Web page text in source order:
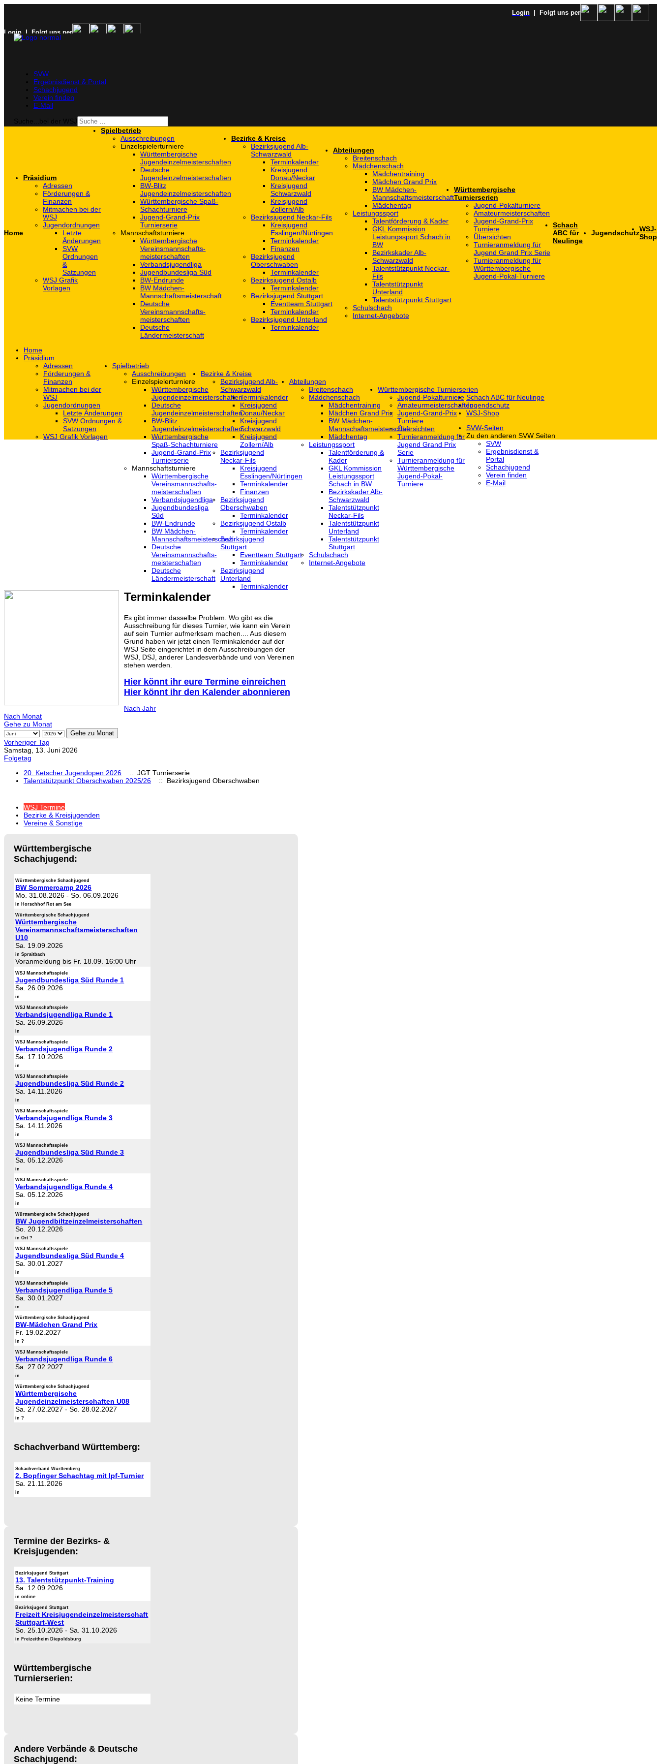
Login | Folgt uns per
Login | Folgt uns per
SVW
Ergebnisdienst & Portal
Schachjugend
Verein finden
E-Mail
Home
Präsidium
Adressen
Förderungen &
Finanzen
Mitmachen bei der
WSJ
Jugendordnungen
Letzte
Änderungen
SVW
Ordnungen
&
Satzungen
WSJ Grafik
Vorlagen
Spielbetrieb
Ausschreibungen
Einzelspielerturniere
Württembergische
Jugendeinzelmeisterschaften
Deutsche
Jugendeinzelmeisterschaften
BW-Blitz
Jugendeinzelmeisterschaften
Württembergische Spaß-
Schachturniere
Jugend-Grand-Prix
Turnierserie
Mannschaftsturniere
Württembergische
Vereinsmannschafts-
meisterschaften
Verbandsjugendliga
Jugendbundesliga Süd
BW-Endrunde
BW Mädchen-
Mannschaftsmeisterschaft
Deutsche
Vereinsmannschafts-
meisterschaften
Deutsche
Ländermeisterschaft
Bezirke & Kreise
Bezirksjugend Alb-
Schwarzwald
Terminkalender
Kreisjugend
Donau/Neckar
Kreisjugend
Schwarzwald
Kreisjugend
Zollern/Alb
Bezirksjugend Neckar-Fils
Kreisjugend
‎Esslingen/Nürtingen
Terminkalender
Finanzen
Bezirksjugend
Oberschwaben
Terminkalender
Bezirksjugend Ostalb
Terminkalender
Bezirksjugend Stuttgart
‎Eventteam Stuttgart
Terminkalender
Bezirksjugend Unterland
Terminkalender
Abteilungen
Breitenschach
Mädchenschach
Mädchentraining
Mädchen Grand Prix
BW Mädchen-
Mannschaftsmeisterschaft
Mädchentag
Leistungssport
Talentförderung & Kader
GKL Kommission
Leistungssport Schach in
BW
Bezirkskader Alb-
Schwarzwald
Talentstützpunkt Neckar-
Fils
Talentstützpunkt
Unterland
Talentstützpunkt Stuttgart
Schulschach
Internet-Angebote
Württembergische
Turnierserien
Jugend-Pokalturniere
Amateurmeisterschaften
Jugend-Grand-Prix
Turniere
Übersichten
Turnieranmeldung für
Jugend Grand Prix Serie
Turnieranmeldung für
Württembergische
Jugend-Pokal-Turniere
Schach
ABC für
Neulinge
JugendschutzWSJ-
Shop
Home
Präsidium
Adressen
Förderungen &
Finanzen
Mitmachen bei der
WSJ
Jugendordnungen
Letzte Änderungen
SVW Ordnungen &
Satzungen
WSJ Grafik Vorlagen
Spielbetrieb
Ausschreibungen
Einzelspielerturniere
Württembergische
Jugendeinzelmeisterschaften
Deutsche
Jugendeinzelmeisterschaften
BW-Blitz
Jugendeinzelmeisterschaften
Württembergische
Spaß-Schachturniere
Jugend-Grand-Prix
Turnierserie
Mannschaftsturniere
Württembergische
Vereinsmannschafts-
meisterschaften
Verbandsjugendliga
Jugendbundesliga
Süd
BW-Endrunde
BW Mädchen-
Mannschaftsmeisterschaft
Deutsche
Vereinsmannschafts-
meisterschaften
Deutsche
Ländermeisterschaft
Bezirke & Kreise
Bezirksjugend Alb-
Schwarzwald
Terminkalender
Kreisjugend
Donau/Neckar
Kreisjugend
Schwarzwald
Kreisjugend
Zollern/Alb
Bezirksjugend
Neckar-Fils
Kreisjugend
‎Esslingen/Nürtingen
Terminkalender
Finanzen
Bezirksjugend
Oberschwaben
Terminkalender
Bezirksjugend Ostalb
Terminkalender
Bezirksjugend
Stuttgart
‎Eventteam Stuttgart
Terminkalender
Bezirksjugend
Unterland
Terminkalender
Abteilungen
Breitenschach
Mädchenschach
Mädchentraining
Mädchen Grand Prix
BW Mädchen-
Mannschaftsmeisterschaft
Mädchentag
Leistungssport
Talentförderung &
Kader
GKL Kommission
Leistungssport
Schach in BW
Bezirkskader Alb-
Schwarzwald
Talentstützpunkt
Neckar-Fils
Talentstützpunkt
Unterland
Talentstützpunkt
Stuttgart
Schulschach
Internet-Angebote
Württembergische Turnierserien
Jugend-Pokalturniere
Amateurmeisterschaften
Jugend-Grand-Prix
Turniere
Übersichten
Turnieranmeldung für
Jugend Grand Prix
Serie
Turnieranmeldung für
Württembergische
Jugend-Pokal-
Turniere
Schach ABC für Neulinge
Jugendschutz
WSJ-Shop
SVW-Seiten
Zu den anderen SVW Seiten
SVW
Ergebnisdienst &
Portal
Schachjugend
Verein finden
E-Mail
Terminkalender
Es gibt immer dasselbe Problem. Wo gibt es die
Ausschreibung für dieses Turnier, wie kann ein Verein
auf sein Turnier aufmerksam machen.... Aus diesem
Grund haben wir jetzt einen Terminkalender auf der
WSJ Seite eingerichtet in dem Ausschreibungen der
WSJ, DSJ, anderer Landesverbände und von Vereinen
stehen werden.
Hier könnt ihr eure Termine einreichen
Hier könnt ihr den Kalender abonnieren
Nach Jahr
Nach Monat
Gehe zu Monat
Gehe zu Monat
Vorheriger Tag
Samstag, 13. Juni 2026
Folgetag
20. Ketscher Jugendopen 2026
:: JGT Turnierserie
Talentstützpunkt Oberschwaben 2025/26
:: Bezirksjugend Oberschwaben
WSJ Termine
Bezirke & Kreisjugenden
Vereine & Sonstige
Württembergische
Schachjugend:
Württembergische Schachjugend
BW Sommercamp 2026
Mo. 31.08.2026 -So. 06.09.2026
in Horschhof Rot am See
Württembergische Schachjugend
Württembergische
Vereinsmannschaftsmeisterschaften
U10
Sa. 19.09.2026
in Spraitbach
Voranmeldung bis Fr. 18.09. 16:00 Uhr
WSJ Mannschaftsspiele
Jugendbundesliga Süd Runde 1
Sa. 26.09.2026
in
WSJ Mannschaftsspiele
Verbandsjugendliga Runde 1
Sa. 26.09.2026
in
WSJ Mannschaftsspiele
Verbandsjugendliga Runde 2
Sa. 17.10.2026
in
WSJ Mannschaftsspiele
Jugendbundesliga Süd Runde 2
Sa. 14.11.2026
in
WSJ Mannschaftsspiele
Verbandsjugendliga Runde 3
Sa. 14.11.2026
in
WSJ Mannschaftsspiele
Jugendbundesliga Süd Runde 3
Sa. 05.12.2026
in
WSJ Mannschaftsspiele
Verbandsjugendliga Runde 4
Sa. 05.12.2026
in
Württembergische Schachjugend
BW Jugendbiltzeinzelmeisterschaften
So. 20.12.2026
in Ort ?
WSJ Mannschaftsspiele
Jugendbundesliga Süd Runde 4
Sa. 30.01.2027
in
WSJ Mannschaftsspiele
Verbandsjugendliga Runde 5
Sa. 30.01.2027
in
Württembergische Schachjugend
BW-Mädchen Grand Prix
Fr. 19.02.2027
in ?
WSJ Mannschaftsspiele
Verbandsjugendliga Runde 6
Sa. 27.02.2027
in
Württembergische Schachjugend
Württembergische
Jugendeinzelmeisterschaften U08
Sa. 27.02.2027 -So. 28.02.2027
in ?
Schachverband Württemberg:
Schachverband Württemberg
2. Bopfinger Schachtag mit Ipf-Turnier
Sa. 21.11.2026
in
Termine der Bezirks- &
Kreisjugenden:
Bezirksjugend Stuttgart
13. Talentstützpunkt-Training
Sa. 12.09.2026
in online
Bezirksjugend Stuttgart
Freizeit Kreisjugendeinzelmeisterschaft
Stuttgart-West
So. 25.10.2026 -Sa. 31.10.2026
in Freizeitheim Diepoldsburg
Württembergische
Turnierserien:
Keine Termine
Andere Verbände & Deutsche
Schachjugend: